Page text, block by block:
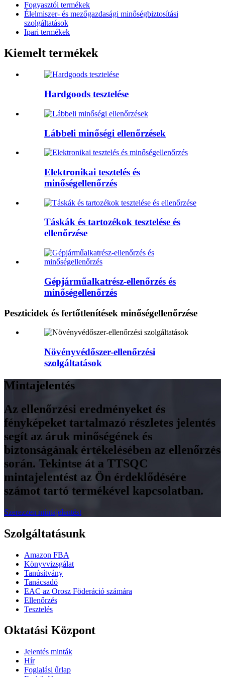
Fogyasztói termékek
Élelmiszer- és mezőgazdasági minőségbiztosítási
szolgáltatások
Ipari termékek
Kiemelt termékek
Hardgoods tesztelése
Lábbeli minőségi ellenőrzések
Elektronikai tesztelés és
minőségellenőrzés
Táskák és tartozékok tesztelése és
ellenőrzése
Gépjárműalkatrész-ellenőrzés és
minőségellenőrzés
Peszticidek és fertőtlenítések minőségellenőrzése
Növényvédőszer-ellenőrzési
szolgáltatások
Mintajelentés
Az ellenőrzési eredményeket és
fényképeket tartalmazó részletes jelentés
segít az áruk minőségének és
biztonságának értékelésében az ellenőrzés
során. Tekintse át a TTSQC
mintajelentést az Ön érdeklődésére
számot tartó termékével kapcsolatban.
Szerezzen mintajelentést
Szolgáltatásunk
Amazon FBA
Könyvvizsgálat
Tanúsítvány
Tanácsadó
EAC az Orosz Föderáció számára
Ellenőrzés
Tesztelés
Oktatási Központ
Jelentés minták
Hír
Foglalási űrlap